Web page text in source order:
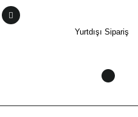
Yurtdışı Sipariş